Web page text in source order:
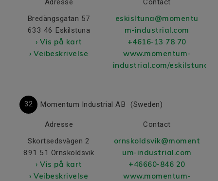
Adresse
Bredängsgatan 57
633 46 Eskilstuna
› Vis på kart
› Veibeskrivelse
Contact
eskisltuna@momentu
m-industrial.com
+4616-13 78 70
www.momentum-
industrial.com/eskilstuna/
32 Momentum Industrial AB (Sweden)
Adresse
Skortsedsvägen 2
891 51 Örnsköldsvik
› Vis på kart
› Veibeskrivelse
Contact
ornskoldsvik@moment
um-industrial.com
+46660-846 20
www.momentum-